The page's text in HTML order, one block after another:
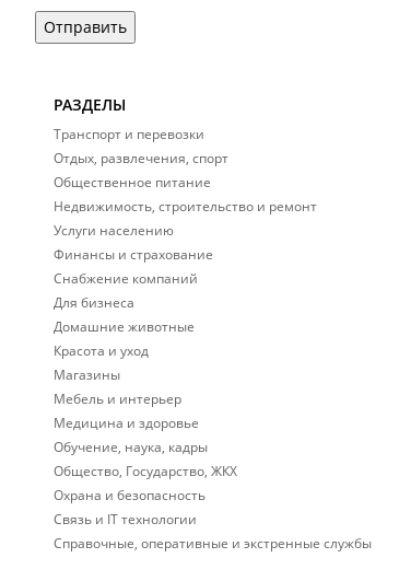
Отправить
РАЗДЕЛЫ
Транспорт и перевозки
Отдых, развлечения, спорт
Общественное питание
Недвижимость, строительство и ремонт
Услуги населению
Финансы и страхование
Снабжение компаний
Для бизнеса
Домашние животные
Красота и уход
Магазины
Мебель и интерьер
Медицина и здоровье
Обучение, наука, кадры
Общество, Государство, ЖКХ
Охрана и безопасность
Связь и IT технологии
Справочные, оперативные и экстренные службы